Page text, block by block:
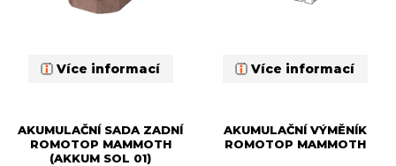
Více informací Více informací
AKUMULAČNÍ SADA ZADNÍ
ROMOTOP MAMMOTH
(AKKUM SOL 01)
AKUMULAČNÍ VÝMĚNÍK
ROMOTOP MAMMOTH